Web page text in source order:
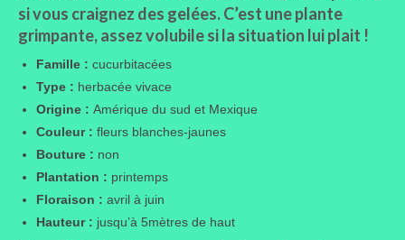
si vous craignez des gelées. C’est une plante
grimpante, assez volubile si la situation lui plait !
Famille : cucurbitacées
Type : herbacée vivace
Origine : Amérique du sud et Mexique
Couleur : fleurs blanches-jaunes
Bouture : non
Plantation : printemps
Floraison : avril à juin
Hauteur : jusqu’à 5mètres de haut